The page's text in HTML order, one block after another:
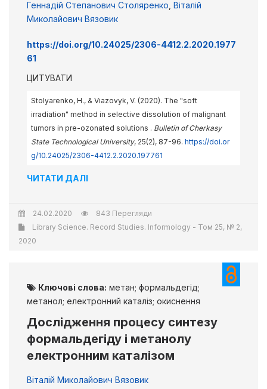
Геннадій Степанович Столяренко Віталій
Миколайович Вязовик
https://doi.org/10.24025/2306-4412.2.2020.1977
61
ЦИТУВАТИ
Stolyarenko, H., & Viazovyk, V. (2020). The "soft
irradiation" method in selective dissolution of malignant
tumors in pre-ozonated solutions . Bulletin of Cherkasy
State Technological University, 25(2), 87-96. https://doi.or
g/10.24025/2306-4412.2.2020.197761
ЧИТАТИ ДАЛІ
24.02.2020
843 Перегляди
Library Science. Record Studies. Informology - Том 25, № 2,
2020
Ключові слова: метан; формальдегід;
метанол; електронний каталіз; окиснення
Дослідження процесу синтезу
формальдегіду і метанолу
електронним каталізом
Віталій Миколайович Вязовик